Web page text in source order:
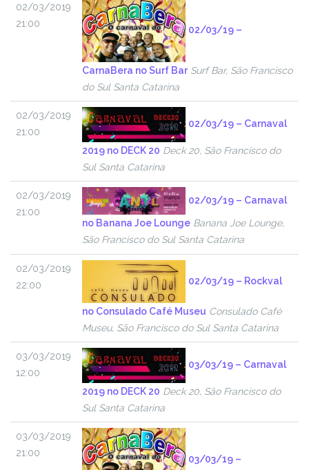
02/03/2019
21:00
02/03/19 –
CarnaBera no Surf Bar Surf Bar, São Francisco
do Sul Santa Catarina
02/03/2019
21:00
02/03/19 – Carnaval
2019 no DECK 20 Deck 20, São Francisco do
Sul Santa Catarina
02/03/2019
21:00
02/03/19 – Carnaval
no Banana Joe Lounge Banana Joe Lounge,
São Francisco do Sul Santa Catarina
02/03/2019
22:00
02/03/19 – Rockval
no Consulado Café Museu Consulado Café
Museu, São Francisco do Sul Santa Catarina
03/03/2019
12:00
03/03/19 – Carnaval
2019 no DECK 20 Deck 20, São Francisco do
Sul Santa Catarina
03/03/2019
21:00
03/03/19 –